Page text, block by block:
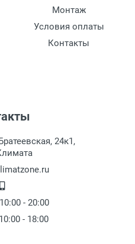
подключаемых
Монтаж
Условия оплаты
Контакты
24к1,
- 20:00
- 18:00